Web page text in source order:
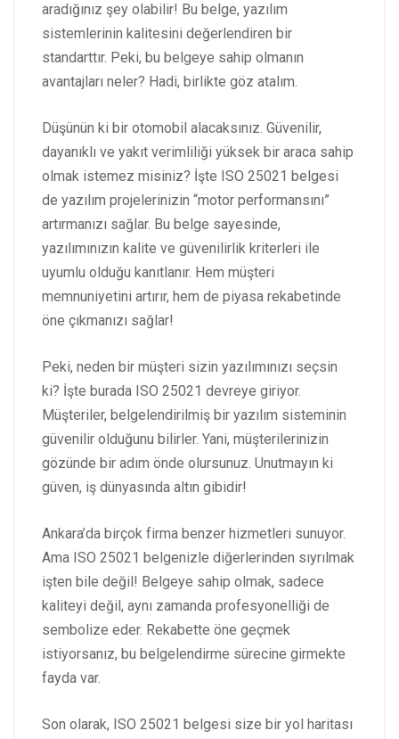
aradığınız şey olabilir! Bu belge, yazılım
sistemlerinin kalitesini değerlendiren bir
standarttır. Peki, bu belgeye sahip olmanın
avantajları neler? Hadi, birlikte göz atalım.
Düşünün ki bir otomobil alacaksınız. Güvenilir,
dayanıklı ve yakıt verimliliği yüksek bir araca sahip
olmak istemez misiniz? İşte ISO 25021 belgesi
de yazılım projelerinizin “motor performansını”
artırmanızı sağlar. Bu belge sayesinde,
yazılımınızın kalite ve güvenilirlik kriterleri ile
uyumlu olduğu kanıtlanır. Hem müşteri
memnuniyetini artırır, hem de piyasa rekabetinde
öne çıkmanızı sağlar!
Peki, neden bir müşteri sizin yazılımınızı seçsin
ki? İşte burada ISO 25021 devreye giriyor.
Müşteriler, belgelendirilmiş bir yazılım sisteminin
güvenilir olduğunu bilirler. Yani, müşterilerinizin
gözünde bir adım önde olursunuz. Unutmayın ki
güven, iş dünyasında altın gibidir!
Ankara’da birçok firma benzer hizmetleri sunuyor.
Ama ISO 25021 belgenizle diğerlerinden sıyrılmak
işten bile değil! Belgeye sahip olmak, sadece
kaliteyi değil, aynı zamanda profesyonelliği de
sembolize eder. Rekabette öne geçmek
istiyorsanız, bu belgelendirme sürecine girmekte
fayda var.
Son olarak, ISO 25021 belgesi size bir yol haritası